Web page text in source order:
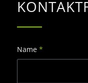
Name *